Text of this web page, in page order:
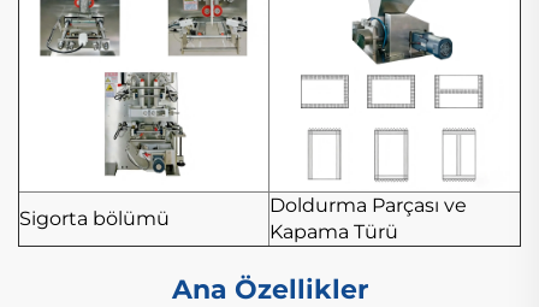
Sigorta bölümü
Doldurma Parçası ve
Kapama Türü
Ana Özellikler